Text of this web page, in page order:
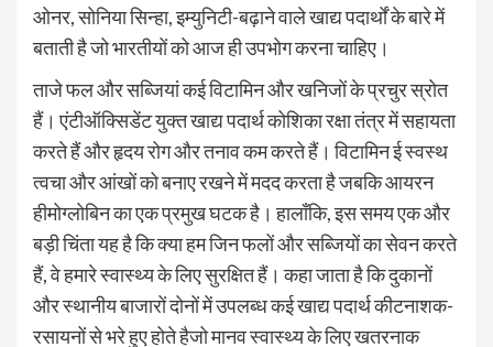
ओनर, सोनिया सिन्हा, इम्युनिटी-बढ़ाने वाले खाद्य पदार्थों के बारे में
बताती है जो भारतीयों को आज ही उपभोग करना चाहिए।
ताजे फल और सब्जियां कई विटामिन और खनिजों के प्रचुर स्रोत
हैं। एंटीऑक्सिडेंट युक्त खाद्य पदार्थ कोशिका रक्षा तंत्र में सहायता
करते हैं और हृदय रोग और तनाव कम करते हैं। विटामिन ई स्वस्थ
त्वचा और आंखों को बनाए रखने में मदद करता है जबकि आयरन
हीमोग्लोबिन का एक प्रमुख घटक है। हालाँकि, इस समय एक और
बड़ी चिंता यह है कि क्या हम जिन फलों और सब्जियों का सेवन करते
हैं, वे हमारे स्वास्थ्य के लिए सुरक्षित हैं। कहा जाता है कि दुकानों
और स्थानीय बाजारों दोनों में उपलब्ध कई खाद्य पदार्थ कीटनाशक-
रसायनों से भरे हुए होते हैजो मानव स्वास्थ्य के लिए खतरनाक